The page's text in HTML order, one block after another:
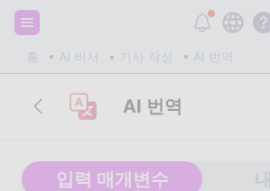
홈 AI 비서 기사 작성 AI 번역
회원가입하고 20,000개의 무료
AI 번역
입력 매개변수